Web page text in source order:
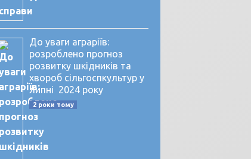
До уваги аграріїв:
розроблено прогноз
розвитку шкідників та
хвороб сільгоспкультур у
липні 2024 року
2 роки тому